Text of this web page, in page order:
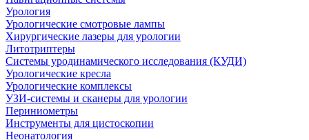
Урология
Урологические смотровые лампы
Хирургические лазеры для урологии
Литотриптеры
Системы уродинамического исследования (КУДИ)
Урологические кресла
Урологические комплексы
УЗИ-системы и сканеры для урологии
Периниометры
Инструменты для цистоскопии
Неонатология